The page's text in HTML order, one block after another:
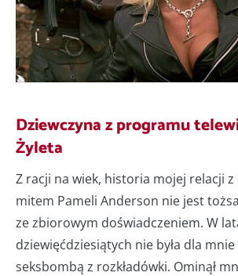
Dziewczyna z programu
Żyleta
Z racji na wiek, historia mojej relacji
mitem Pameli Anderson nie jest
ze zbiorowym doświadczeniem. W
dziewięćdziesiątych nie była dla
seksbombą z rozkładówki. Ominął